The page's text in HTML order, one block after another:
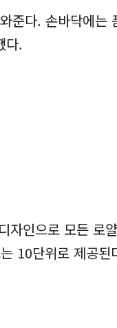
준다. 손바닥에는
다.
자인으로 모든 로
10단위로 제공된